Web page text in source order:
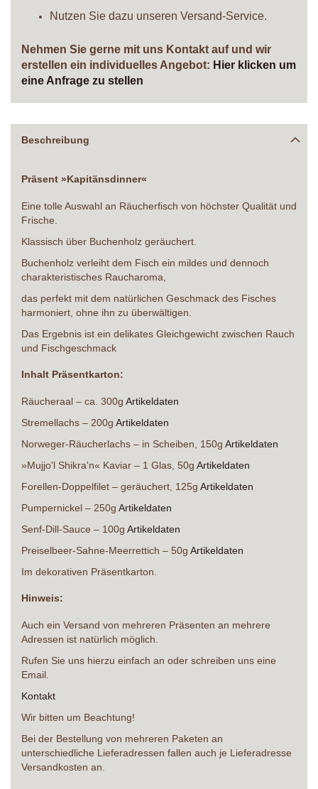
Nutzen Sie dazu unseren Versand-Service.
Nehmen Sie gerne mit uns Kontakt auf und wir
erstellen ein individuelles Angebot: Hier klicken um
eine Anfrage zu stellen
Beschreibung
Präsent »Kapitänsdinner«
Eine tolle Auswahl an Räucherfisch von höchster Qualität und
Frische.
Klassisch über Buchenholz geräuchert.
Buchenholz verleiht dem Fisch ein mildes und dennoch
charakteristisches Raucharoma,
das perfekt mit dem natürlichen Geschmack des Fisches
harmoniert, ohne ihn zu überwältigen.
Das Ergebnis ist ein delikates Gleichgewicht zwischen Rauch
und Fischgeschmack
Inhalt Präsentkarton:
Räucheraal – ca. 300g Artikeldaten
Stremellachs – 200g Artikeldaten
Norweger-Räucherlachs – in Scheiben, 150g Artikeldaten
»Mujjo'l Shikra'n« Kaviar – 1 Glas, 50g Artikeldaten
Forellen-Doppelfilet – geräuchert, 125g Artikeldaten
Pumpernickel – 250g Artikeldaten
Senf-Dill-Sauce – 100g Artikeldaten
Preiselbeer-Sahne-Meerrettich – 50g Artikeldaten
Im dekorativen Präsentkarton.
Hinweis:
Auch ein Versand von mehreren Präsenten an mehrere
Adressen ist natürlich möglich.
Rufen Sie uns hierzu einfach an oder schreiben uns eine
Email.
Kontakt
Wir bitten um Beachtung!
Bei der Bestellung von mehreren Paketen an
unterschiedliche Lieferadressen fallen auch je Lieferadresse
Versandkosten an.